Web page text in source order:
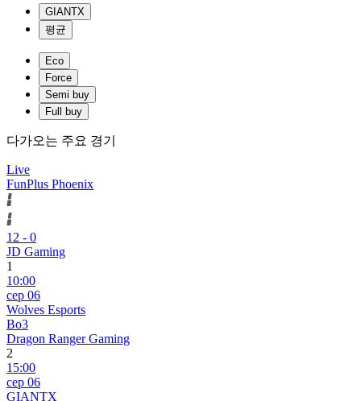
GIANTX
평균
Eco
Force
Semi buy
Full buy
다가오는 주요 경기
Live
FunPlus Phoenix
12 - 0
JD Gaming
1
10:00
сер 06
Wolves Esports
Bo3
Dragon Ranger Gaming
2
15:00
сер 06
GIANTX